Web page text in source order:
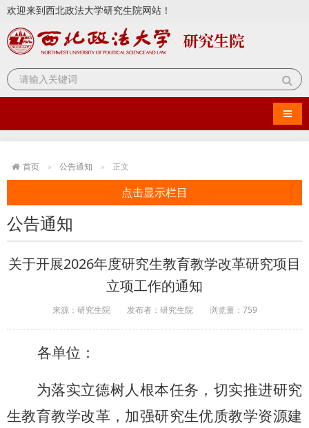
欢迎来到西北政法大学研究生院网站！
导航
首页 公告通知 正文
点击显示栏目
公告通知
关于开展2026年度研究生教育教学改革研究项目
立项工作的通知
来源：研究生院 发布者：研究生院 浏览量： 759
各单位：
为落实立德树人根本任务，切实推进研究
生教育教学改革，加强研究生优质教学资源建